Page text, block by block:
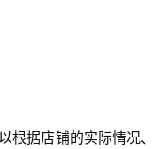
根据店铺的实际情况、